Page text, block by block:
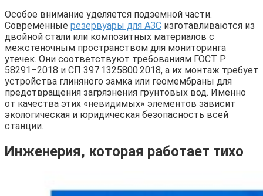
Особое внимание уделяется подземной части.
Современные резервуары для АЗС изготавливаются из
двойной стали или композитных материалов с
межстеночным пространством для мониторинга
утечек. Они соответствуют требованиям ГОСТ Р
58291–2018 и СП 397.1325800.2018, а их монтаж требует
устройства глиняного замка или геомембраны для
предотвращения загрязнения грунтовых вод. Именно
от качества этих «невидимых» элементов зависит
экологическая и юридическая безопасность всей
станции.
Инженерия, которая работает тихо